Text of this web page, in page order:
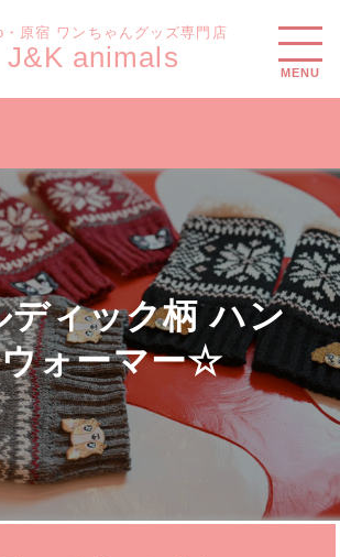
原宿 ワンちゃんグッズ専門店
J&K animals MENU
ィック柄 ハン
ォーマー☆